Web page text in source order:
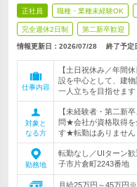
正社員 職種・業種未経験OK
完全週休2日制 第二新卒歓迎
情報更新日：2026/07/28 終了予定
仕事内容
【土日祝休み／年間
設を中心として、建
一人立ちを目指せます
対象と
なる方
【未経験者・第二新
問★会社が資格取得
す★転勤はありません
勤務地
転勤なし／UIターン
子市片倉町2243番地
月給25万円～45万円